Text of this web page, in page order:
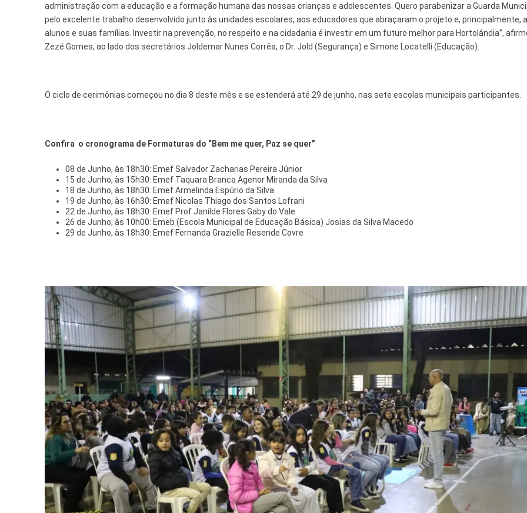
administração com a educação e a formação humana das nossas crianças e adolescentes. Quero parabenizar a Guarda
pelo excelente trabalho desenvolvido junto às unidades escolares, aos educadores que abraçaram o projeto e, principalmente,
alunos e suas famílias. Investir na prevenção, no respeito e na cidadania é investir em um futuro melhor para Hortolândia”,
Zezé Gomes, ao lado dos secretários Joldemar Nunes Corrêa, o Dr. Jold (Segurança) e Simone Locatelli (Educação).
O ciclo de cerimônias começou no dia 8 deste mês e se estenderá até 29 de junho, nas sete escolas municipais participantes.
Confira o cronograma de Formaturas do “Bem me quer, Paz se quer”
08 de Junho, às 18h30: Emef Salvador Zacharias Pereira Júnior
15 de Junho, às 15h30: Emef Taquara Branca Agenor Miranda da Silva
18 de Junho, às 18h30: Emef Armelinda Espúrio da Silva
19 de Junho, às 16h30: Emef Nicolas Thiago dos Santos Lofrani
22 de Junho, às 18h30: Emef Prof Janilde Flores Gaby do Vale
26 de Junho, às 10h00: Emeb (Escola Municipal de Educação Básica) Josias da Silva Macedo
29 de Junho, às 18h30: Emef Fernanda Grazielle Resende Covre